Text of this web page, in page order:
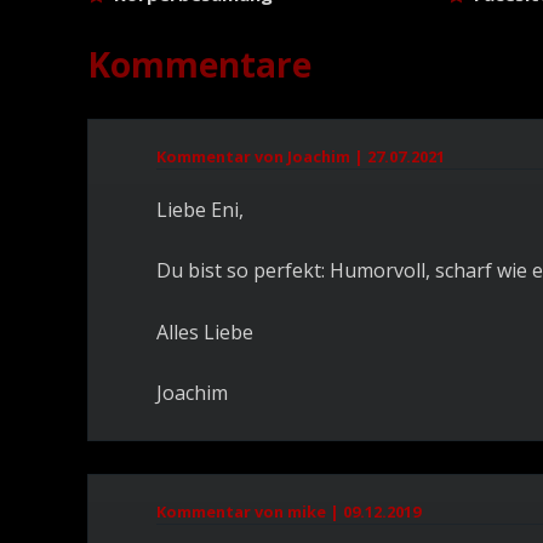
Kommentare
Kommentar von Joachim | 27.07.2021
Liebe Eni,
Du bist so perfekt: Humorvoll, scharf wie
Alles Liebe
Joachim
Kommentar von mike | 09.12.2019